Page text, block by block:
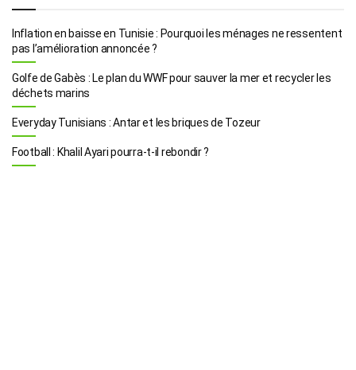
Inflation en baisse en Tunisie : Pourquoi les ménages ne ressentent
pas l’amélioration annoncée ?
Golfe de Gabès : Le plan du WWF pour sauver la mer et recycler les
déchets marins
Everyday Tunisians : Antar et les briques de Tozeur
Football : Khalil Ayari pourra-t-il rebondir ?